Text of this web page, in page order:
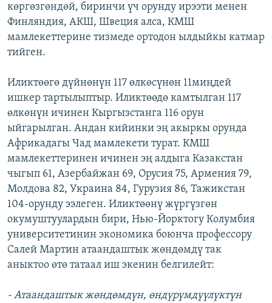
көргөзгөндөй, биринчи үч орунду ирээти менен
Финляндия, АКШ, Швеция алса, КМШ
мамлекеттерине тизмеде ортодон ылдыйкы катмар
тийген.
Иликтөөгө дүйнөнүн 117 өлкөсүнөн 11миңдей
ишкер тартылыптыр. Иликтөөдө камтылган 117
өлкөнүн ичинен Кыргызстанга 116 орун
ыйгарылган. Андан кийинки эң акыркы орунда
Африкадагы Чад мамлекети турат. КМШ
мамлекеттеринен ичинен эң алдыга Казакстан
чыгып 61, Азербайжан 69, Орусия 75, Армения 79,
Молдова 82, Украина 84, Гурузия 86, Тажикстан
104-орунду ээлеген. Иликтөөнү жүргүзгөн
окумуштуулардын бири, Нью-Йорктогу Колумбия
университетинин экономика боюнча профессору
Салей Мартин атаандаштык жөндөмдү так
аныктоо өтө татаал иш экенин белгилейт:
- Атаандаштык жөндөмдүн, өндүрүмдүүлүктүн